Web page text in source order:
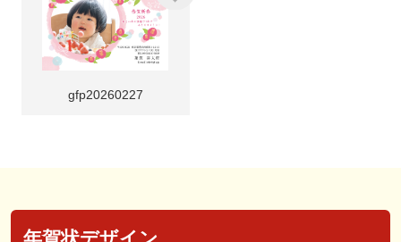
gfp20260227
年賀状デザイン